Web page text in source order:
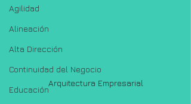
Agilidad
Alineación
Alta Dirección
Continuidad del Negocio
Educación
Arquitectura Empresarial